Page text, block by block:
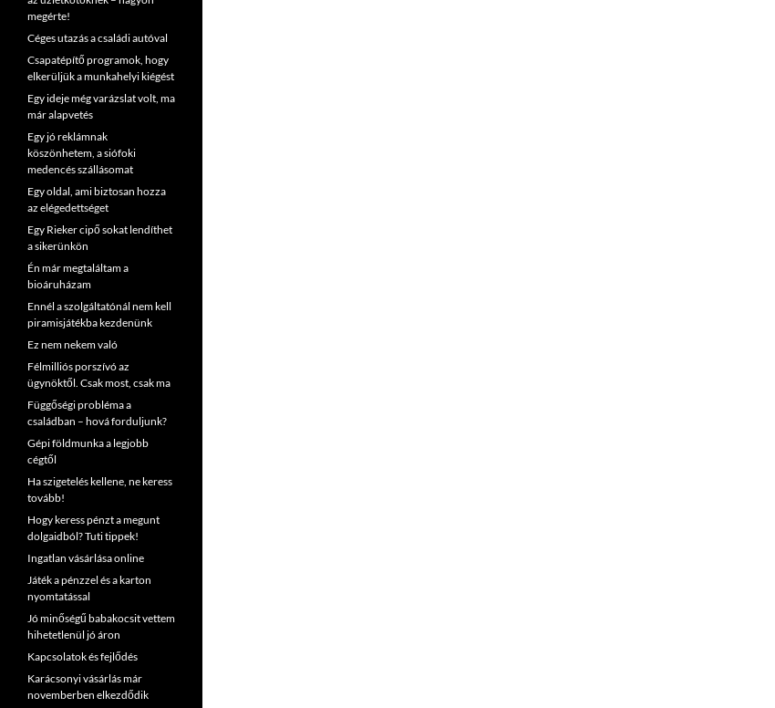
megérte!
Céges utazás a családi autóval
Csapatépítő programok, hogy
elkerüljük a munkahelyi kiégést
Egy ideje még varázslat volt, ma
már alapvetés
Egy jó reklámnak
köszönhetem, a siófoki
medencés szállásomat
Egy oldal, ami biztosan hozza
az elégedettséget
Egy Rieker cipő sokat lendíthet
a sikerünkön
Én már megtaláltam a
bioáruházam
Ennél a szolgáltatónál nem kell
piramisjátékba kezdenünk
Ez nem nekem való
Félmilliós porszívó az
ügynöktől. Csak most, csak ma
Függőségi probléma a
családban – hová forduljunk?
Gépi földmunka a legjobb
cégtől
Ha szigetelés kellene, ne keress
tovább!
Hogy keress pénzt a megunt
dolgaidból? Tuti tippek!
Ingatlan vásárlása online
Játék a pénzzel és a karton
nyomtatással
Jó minőségű babakocsit vettem
hihetetlenül jó áron
Kapcsolatok és fejlődés
Karácsonyi vásárlás már
novemberben elkezdődik